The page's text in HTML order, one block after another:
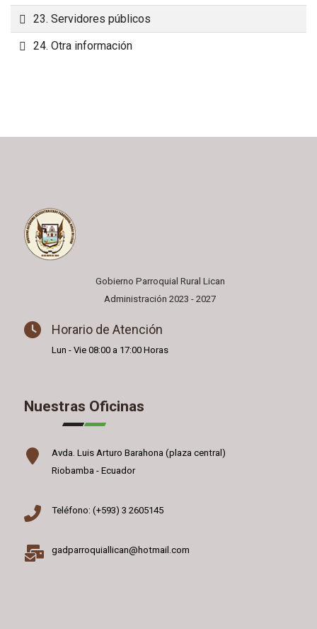
Carpeta
23. Servidores públicos
Carpeta
24. Otra información
Gobierno Parroquial Rural Lican
Administración 2023 - 2027
Horario de Atención
Lun - Vie 08:00 a 17:00 Horas
Nuestras Oficinas
Avda. Luis Arturo Barahona (plaza central)
Riobamba - Ecuador
Teléfono: (+593) 3 2605145
gadparroquiallican@hotmail.com